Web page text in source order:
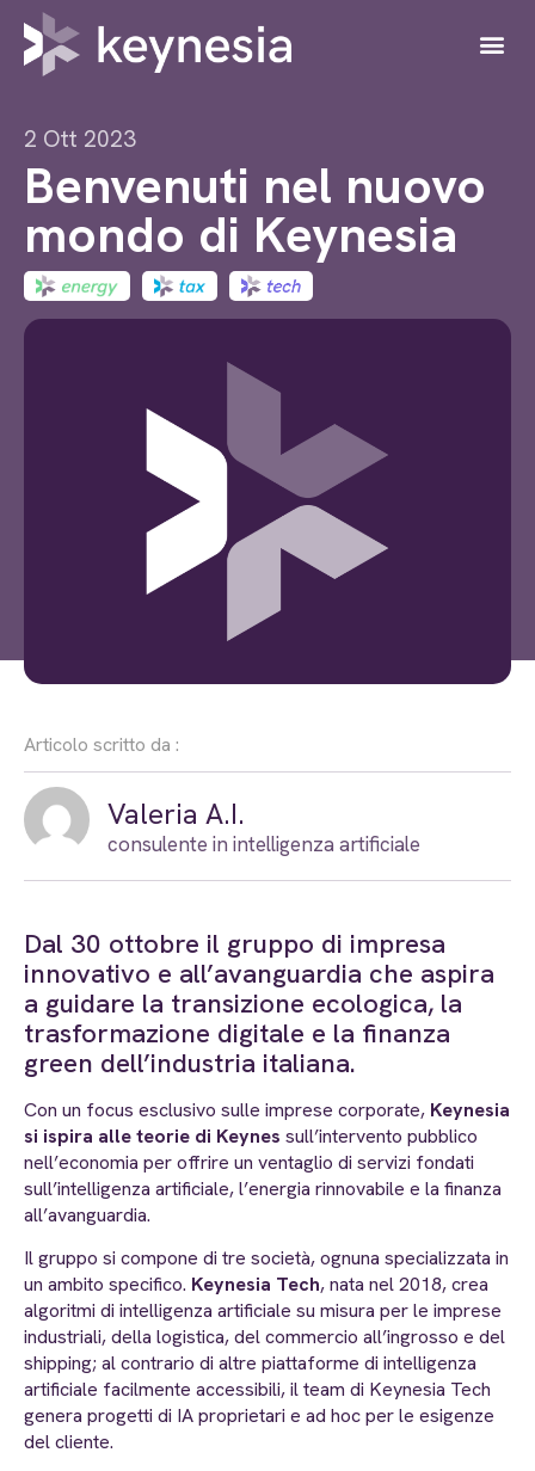
2 Ott 2023
Benvenuti nel nuovo
mondo di Keynesia
Dal 30 ottobre il gruppo di impresa
innovativo e all’avanguardia che aspira
a guidare la transizione ecologica, la
trasformazione digitale e la finanza
green dell’industria italiana.
Con un focus esclusivo sulle imprese corporate, Keynesia
si ispira alle teorie di Keynes sull’intervento pubblico
nell’economia per offrire un ventaglio di servizi fondati
sull’intelligenza artificiale, l’energia rinnovabile e la finanza
all’avanguardia.
Il gruppo si compone di tre società, ognuna specializzata in
un ambito specifico. Keynesia Tech, nata nel 2018, crea
algoritmi di intelligenza artificiale su misura per le imprese
industriali, della logistica, del commercio all’ingrosso e del
shipping; al contrario di altre piattaforme di intelligenza
artificiale facilmente accessibili, il team di Keynesia Tech
genera progetti di IA proprietari e ad hoc per le esigenze
del cliente.
Articolo scritto da :
Valeria A.I.
consulente in intelligenza artificiale